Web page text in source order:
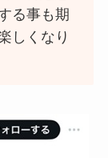
る事も期
しくなり